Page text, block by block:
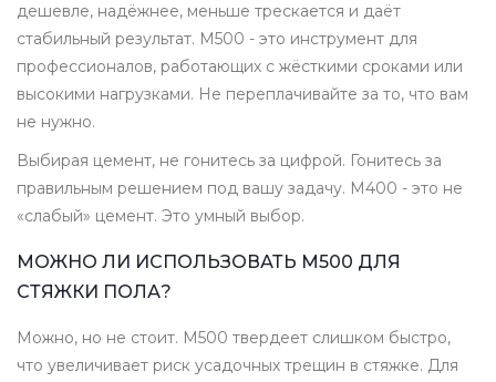
дешевле, надёжнее, меньше трескается и даёт
стабильный результат. М500 - это инструмент для
профессионалов, работающих с жёсткими сроками или
высокими нагрузками. Не переплачивайте за то, что вам
не нужно.
Выбирая цемент, не гонитесь за цифрой. Гонитесь за
правильным решением под вашу задачу. М400 - это не
«слабый» цемент. Это умный выбор.
МОЖНО ЛИ ИСПОЛЬЗОВАТЬ М500 ДЛЯ
СТЯЖКИ ПОЛА?
Можно, но не стоит. М500 твердеет слишком быстро,
что увеличивает риск усадочных трещин в стяжке. Для